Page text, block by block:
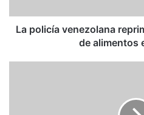
de
alimentos
La policía venezolana
de alimentos